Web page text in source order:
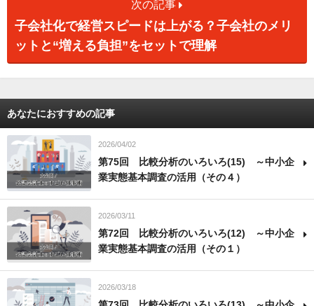
次の記事
子会社化で経営スピードは上がる？子会社のメリ
ットと“増える負担”をセットで理解
あなたにおすすめの記事
2026/04/02
第75回 比較分析のいろいろ(15) ～中小企
業実態基本調査の活用（その４）
2026/03/11
第72回 比較分析のいろいろ(12) ～中小企
業実態基本調査の活用（その１）
2026/03/18